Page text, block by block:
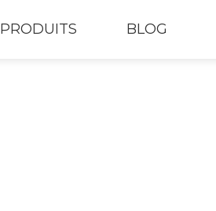
PRODUITS BLOG